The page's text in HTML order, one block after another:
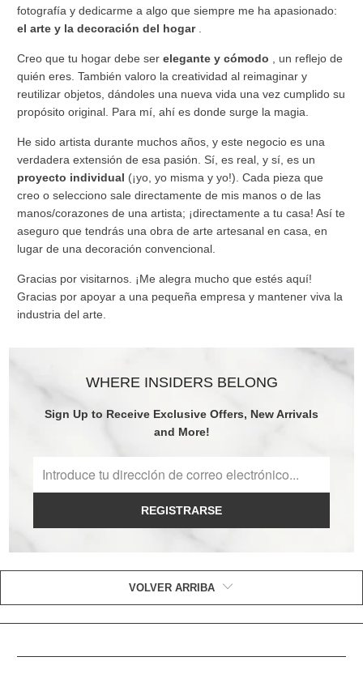
fotografía y dedicarme a algo que siempre me ha apasionado:
el arte y la decoración del hogar.
Creo que tu hogar debe serelegante y cómodo , un reflejo de
quién eres. También valoro la creatividad al reimaginar y
reutilizar objetos, dándoles una nueva vida una vez cumplido su
propósito original. Para mí, ahí es donde surge la magia.
He sido artista durante muchos años, y este negocio es una
verdadera extensión de esa pasión. Sí, es real, y sí, es un
proyecto individual (¡yo, yo misma y yo!). Cada pieza que
creo o selecciono sale directamente de mis manos o de las
manos/corazones de una artista; ¡directamente a tu casa! Así te
aseguro que tendrás una obra de arte artesanal en casa, en
lugar de una decoración convencional.
Gracias por visitarnos. ¡Me alegra mucho que estés aquí!
Gracias por apoyar a una pequeña empresa y mantener viva la
industria del arte.
WHERE INSIDERS BELONG
Sign Up to Receive Exclusive Offers, New Arrivals
and More!
REGISTRARSE
VOLVER ARRIBA